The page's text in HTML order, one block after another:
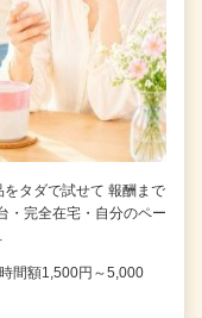
タダで試せて 報酬まで
・完全在宅・自分のペー
間額1,500円～5,000